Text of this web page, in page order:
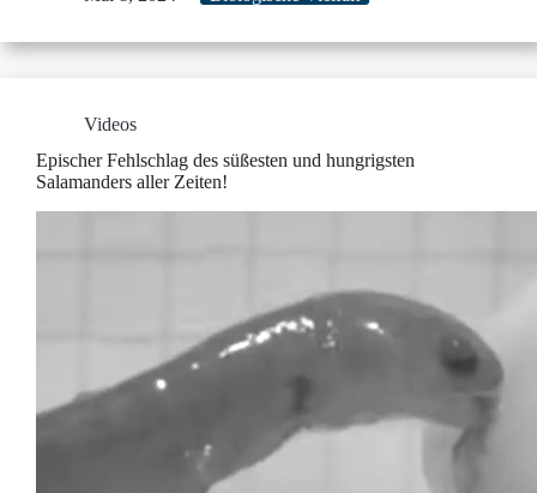
Videos
Epischer Fehlschlag des süßesten und hungrigsten
Salamanders aller Zeiten!